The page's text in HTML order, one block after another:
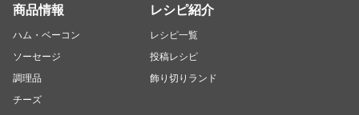
商品情報
ハム・ベーコン
ソーセージ
調理品
チーズ
レシピ紹介
レシピ一覧
投稿レシピ
飾り切りランド